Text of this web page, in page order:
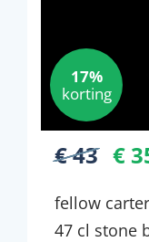
17%
korting
€ 43 €
fellow
47 cl stone